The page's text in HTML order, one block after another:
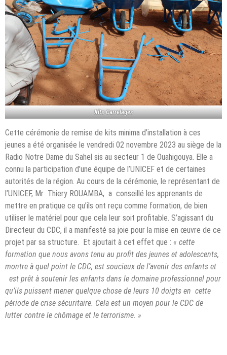
Kits Carrelages
Cette cérémonie de remise de kits minima d’installation à ces
jeunes a été organisée le vendredi 02 novembre 2023 au siège de la
Radio Notre Dame du Sahel sis au secteur 1 de Ouahigouya. Elle a
connu la participation d’une équipe de l’UNICEF et de certaines
autorités de la région. Au cours de la cérémonie, le représentant de
l’UNICEF, Mr Thiery ROUAMBA, a conseillé les apprenants de
mettre en pratique ce qu’ils ont reçu comme formation, de bien
utiliser le matériel pour que cela leur soit profitable. S’agissant du
Directeur du CDC, il a manifesté sa joie pour la mise en œuvre de ce
projet par sa structure. Et ajoutait à cet effet que : « cette
formation que nous avons tenu au profit des jeunes et adolescents,
montre à quel point le CDC, est soucieux de l’avenir des enfants et
est prêt à soutenir les enfants dans le domaine professionnel pour
qu’ils puissent mener quelque chose de leurs 10 doigts en cette
période de crise sécuritaire. Cela est un moyen pour le CDC de
lutter contre le chômage et le terrorisme. »